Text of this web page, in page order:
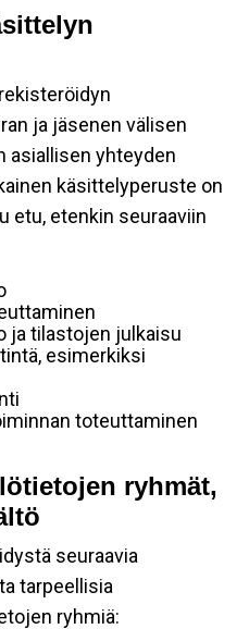
ja jäsenen välisen
asiallisen yhteyden
käsittelyperuste on
etu, etenkin seuraaviin
ja tilastojen julkaisu
esimerkiksi
toteuttaminen
ryhmät,
seuraavia
tarpeellisia
ryhmiä: